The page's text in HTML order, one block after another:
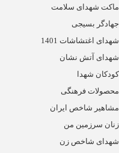
ماکت شهدای سلامت
جهادگر بسیجی
شهدای اغتشاشات 1401
شهدای آتش نشان
کودکان شهدا
محصولات فرهنگی
مشاهیر شاخص ایران
زنان سرزمین من
شهدای شاخص زن